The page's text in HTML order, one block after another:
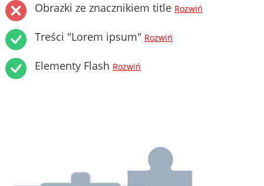
Obrazki ze znacznikiem title Rozwiń
Treści "Lorem ipsum" Rozwiń
Elementy Flash Rozwiń